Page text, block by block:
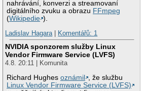
nahrávání, konverzi a streamovaní
digitálního zvuku a obrazu FFmpeg
(Wikipedie ).
Ladislav Hagara| Komentářů: 1
NVIDIA sponzorem služby Linux
Vendor Firmware Service (LVFS)
4.8. 20:11 | Komunita
Richard Hughesoznámil
, že službu
Linux Vendor Firmware Service (LVFS)